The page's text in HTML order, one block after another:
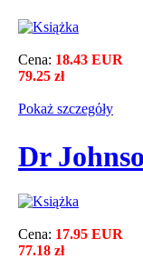
Cena: 18.43 EUR
79.25 zł
Pokaż szczegόły
Dr
Cena: 17.95 EUR
77.18 zł